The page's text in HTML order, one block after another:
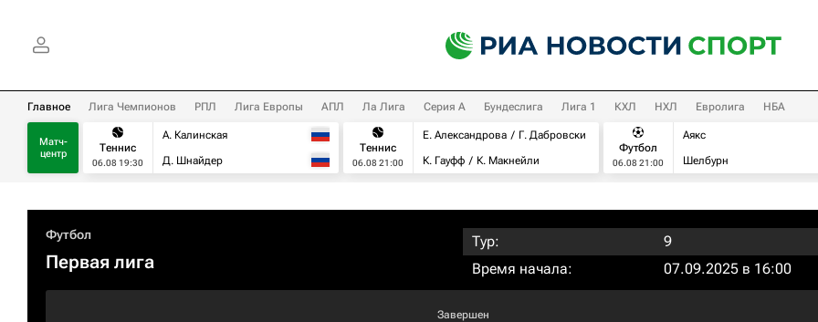
Главное Лига Чемпионов РПЛ Лига Европы АПЛ Ла Лига Серия А Бундеслига Лига 1 КХЛ НХЛ Евролига НБА
Матч-
центр
Теннис
06.08 19:30
А. Калинская
Д. Шнайдер
Теннис
06.08 21:00
Е. Александрова
Г. Дабровски
К. Гауфф
К. Макнейли
Футбол
06.08 21:00
Аякс
Шелбурн
Футбол
Первая лига
Тур:
9
Время начала:
07.09.2025 в 16:00
Завершен